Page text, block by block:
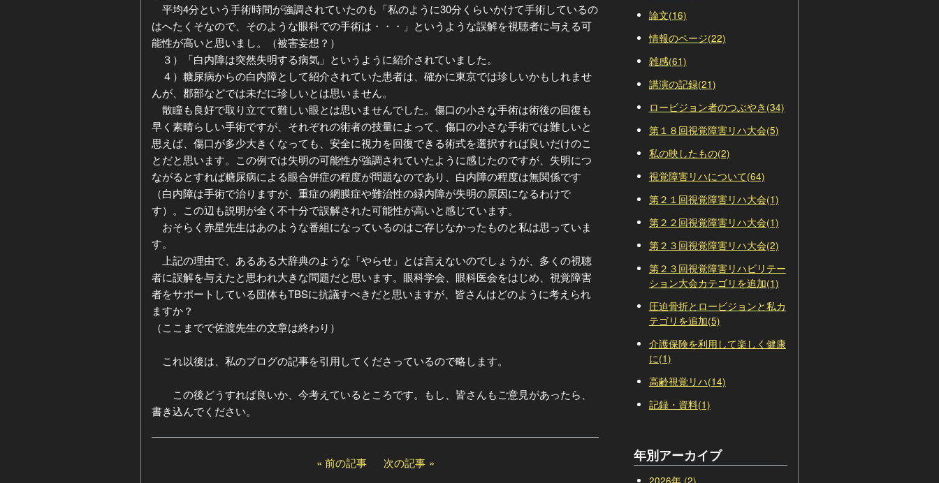
平均4分という手術時間が強調されていたのも「私のように30分くらいかけて手術しているの
はへたくそなので、そのような眼科での手術は・・・」というような誤解を視聴者に与える可
能性が高いと思いまし。（被害妄想？）
３）「白内障は突然失明する病気」というように紹介されていました。
４）糖尿病からの白内障として紹介されていた患者は、確かに東京では珍しいかもしれませ
んが、郡部などでは未だに珍しいとは思いません。
散瞳も良好で取り立てて難しい眼とは思いませんでした。傷口の小さな手術は術後の回復も
早く素晴らしい手術ですが、それぞれの術者の技量によって、傷口の小さな手術では難しいと
思えば、傷口が多少大きくなっても、安全に視力を回復できる術式を選択すれば良いだけのこ
とだと思います。この例では失明の可能性が強調されていたように感じたのですが、失明につ
ながるとすれば糖尿病による眼合併症の程度が問題なのであり、白内障の程度は無関係です
（白内障は手術で治りますが、重症の網膜症や難治性の緑内障が失明の原因になるわけで
す）。この辺も説明が全く不十分で誤解された可能性が高いと感じています。
おそらく赤星先生はあのような番組になっているのはご存じなかったものと私は思っていま
す。
上記の理由で、あるある大辞典のような「やらせ」とは言えないのでしょうが、多くの視聴
者に誤解を与えたと思われ大きな問題だと思います。眼科学会、眼科医会をはじめ、視覚障害
者をサポートしている団体もTBSに抗議すべきだと思いますが、皆さんはどのように考えられ
ますか？
（ここまでで佐渡先生の文章は終わり）
これ以後は、私のブログの記事を引用してくださっているので略します。
この後どうすれば良いか、今考えているところです。もし、皆さんもご意見があったら、
書き込んでください。
前の記事 次の記事
論文(16)
情報のページ(22)
雑感(61)
講演の記録(21)
ロービジョン者のつぶやき(34)
第１８回視覚障害リハ大会(5)
私の映したもの(2)
視覚障害リハについて(64)
第２１回視覚障害リハ大会(1)
第２２回視覚障害リハ大会(1)
第２３回視覚障害リハ大会(2)
第２３回視覚障害リハビリテー
ション大会カテゴリを追加(1)
圧迫骨折とロービジョンと私カ
テゴリを追加(5)
介護保険を利用して楽しく健康
に(1)
高齢視覚リハ(14)
記録・資料(1)
年別アーカイブ